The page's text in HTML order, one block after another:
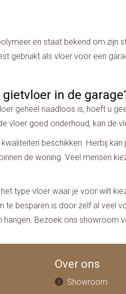
en staat bekend om
gebruikt als vloer voor een
in de
geheel naadloos is, hoeft u
vloer goed onderhoud, kan de
beschikken. Hierbij
de woning. Veel mensen
type vloer waar je voor wilt
te besparen is door zelf al veel
Bezoek ons
Over ons
Showroom